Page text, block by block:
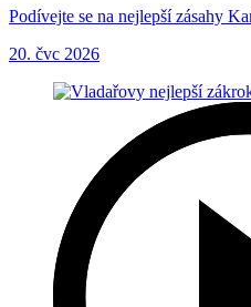
Podívejte se na nejlepší zásahy
20. čvc 2026